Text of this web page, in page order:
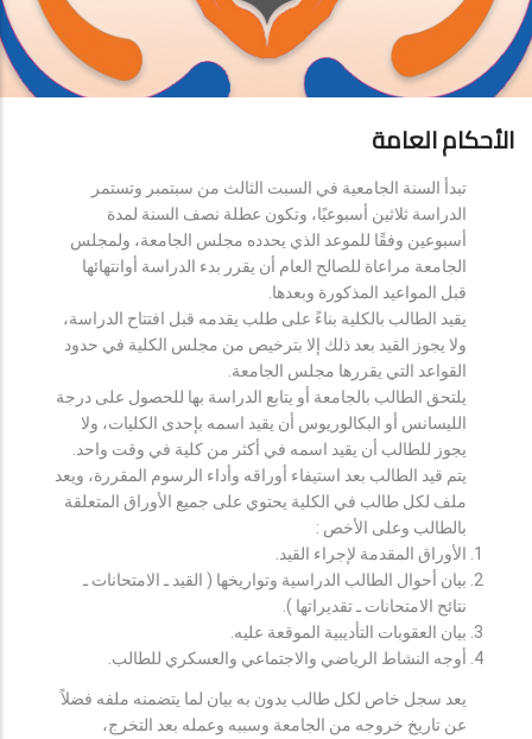
الأحكام العامة
تبدأ السنة الجامعية في السبت الثالث من سبتمبر وتستمر
الدراسة ثلاثين أسبوعيًا، وتكون عطلة نصف السنة لمدة
أسبوعين وفقًا للموعد الذي يحدده مجلس الجامعة، ولمجلس
الجامعة مراعاة للصالح العام أن يقرر بدء الدراسة أوانتهائها
قبل المواعيد المذكورة وبعدها.
يقيد الطالب بالكلية بناءً على طلب يقدمه قبل افتتاح الدراسة،
ولا يجوز القيد بعد ذلك إلا بترخيص من مجلس الكلية في حدود
القواعد التي يقررها مجلس الجامعة.
يلتحق الطالب بالجامعة أو يتابع الدراسة بها للحصول على درجة
الليسانس أو البكالوريوس أن يقيد اسمه بإحدى الكليات، ولا
يجوز للطالب أن يقيد اسمه في أكثر من كلية في وقت واحد.
يتم قيد الطالب بعد استيفاء أوراقه وأداء الرسوم المقررة، ويعد
ملف لكل طالب في الكلية يحتوي على جميع الأوراق المتعلقة
بالطالب وعلى الأخص :
الأوراق المقدمة لإجراء القيد.
بيان أحوال الطالب الدراسية وتواريخها ( القيد ـ الامتحانات ـ
نتائح الامتحانات ـ تقديراتها ).
بيان العقوبات التأديبية الموقعة عليه.
أوجه النشاط الرياضي والاجتماعي والعسكري للطالب.
يعد سجل خاص لكل طالب يدون به بيان لما يتضمنه ملفه فضلاً
عن تاريخ خروجه من الجامعة وسببه وعمله بعد التخرج،